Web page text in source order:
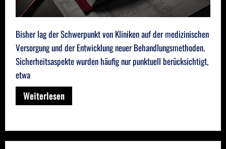
Bisher lag der Schwerpunkt von Kliniken auf der medizinischen
Versorgung und der Entwicklung neuer Behandlungsmethoden.
Sicherheitsaspekte wurden häufig nur punktuell berücksichtigt,
etwa
Weiterlesen